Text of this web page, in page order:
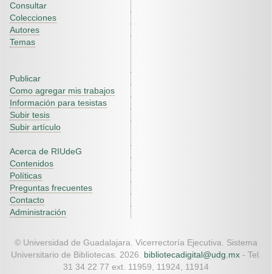
Consultar
Colecciones
Autores
Temas
Publicar
Como agregar mis trabajos
Información para tesistas
Subir tesis
Subir artículo
Acerca de RIUdeG
Contenidos
Políticas
Preguntas frecuentes
Contacto
Administración
© Universidad de Guadalajara. Vicerrectoría Ejecutiva. Sistema
Universitario de Bibliotecas. 2026. bibliotecadigital@udg.mx - Tel.
31 34 22 77 ext. 11959, 11924, 11914